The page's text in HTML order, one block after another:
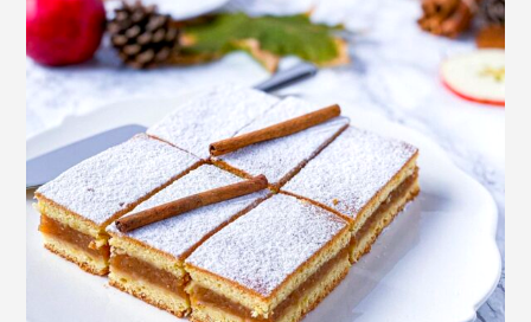
Smoothies
Ceva Dulce
Biscuiți, Bomboane și
Fursecuri
Brioșe și Checuri
Budinci, Jeleuri și Sufleuri
Cheesecake
Cozonaci